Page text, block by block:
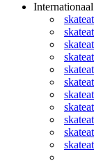
Internationaal